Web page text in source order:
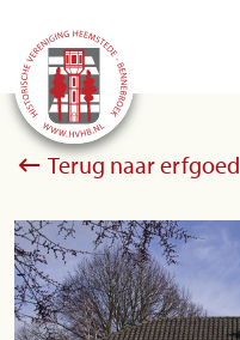
Terug naar erfgoed